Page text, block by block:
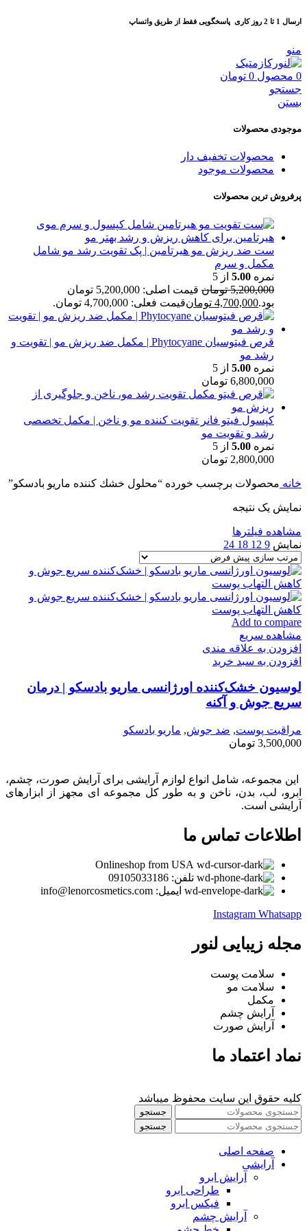
ارسال 1 تا 2 روز کاری پاسخگویی فقط از طریق واتساپ
منو
0 محصول 0 تومان
جستجو
بستن
موجودی محصولات
محصولات تخفیف دار
محصولات موجود
پرفروش ترین محصولات
ست ضد ریزش مو هیرتامین | پک تقویت رشد مو شامل
مکمل و سرم
نمره 5.00 از 5
5,200,000 تومان
قیمت اصلی: 5,200,000 تومان
بود.4,700,000 تومانقیمت فعلی: 4,700,000 تومان.
قرص فیتوسیان Phytocyane | مکمل ضد ریزش مو | تقویت و
رشد مو
نمره 5.00 از 5
6,800,000 تومان
کپسول فیتو فانر تقویت کننده مو و ناخن | مکمل تخصصی
رشد و تقویت مو
نمره 5.00 از 5
2,800,000 تومان
خانه محصولات برچسب خورده “محلول خشك كننده ماريو بادسكو”
نمایش یک نتیجه
مشاهده فیلترها
نمایش 9
12
18
24
Add to compare
مشاهده سریع
افزودن به علاقه مندی
افزودن به سبد خرید
لوسیون خشک‌کننده اورژانسی ماریو بادسکو | درمان
سریع جوش و آکنه
مراقبت پوست, ضد جوش, ماريو بادسكو
3,500,000 تومان
این مجموعه، شامل انواع لوازم آرایشی برای آرایش صورت، چشم،
ابرو، لب، بدن، ناخن و به طور کل مجموعه ای مجهز از ابزارهای
آرایشی است.
اطلاعات تماس ما
Onlineshop from USA
تلفن: 09105033186
ایمیل: info@lenorcosmetics.com
Instagram Whatsapp
مجله زیبایی لنور
سلامت پوست
سلامت مو
مکمل
آرایش چشم
آرایش صورت
نماد اعتماد ما
کلیه حقوق این سایت محفوظ میباشد
جستجو
جستجو
صفحه اصلی
آرایشی
آرايش ابرو
طراحی ابرو
فیکس ابرو
آرايش چشم